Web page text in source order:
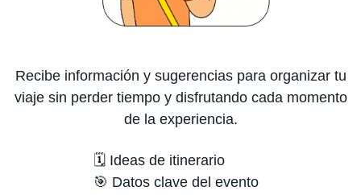
Recibe información y sugerencias para organizar tu
viaje sin perder tiempo y disfrutando cada momento
de la experiencia.
🗓️ Ideas de itinerario
🎯 Datos clave del evento